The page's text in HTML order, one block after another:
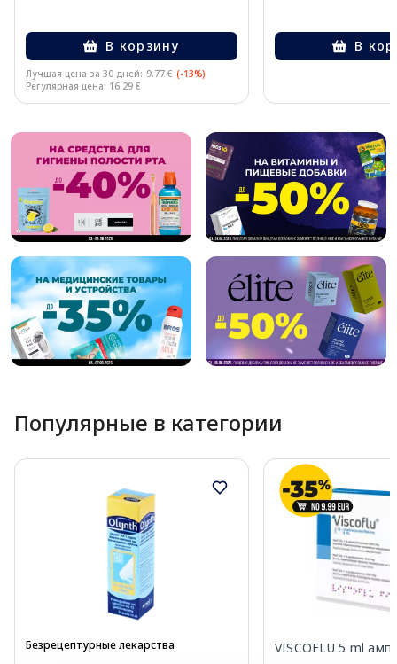
В корзину
Лучшая цена за 30 дней: 9.77 € (-13%)
Регулярная цена: 16.29 €
В
Популярные в категории
Безрецептурные лекарства VISCOFLU 5 ml